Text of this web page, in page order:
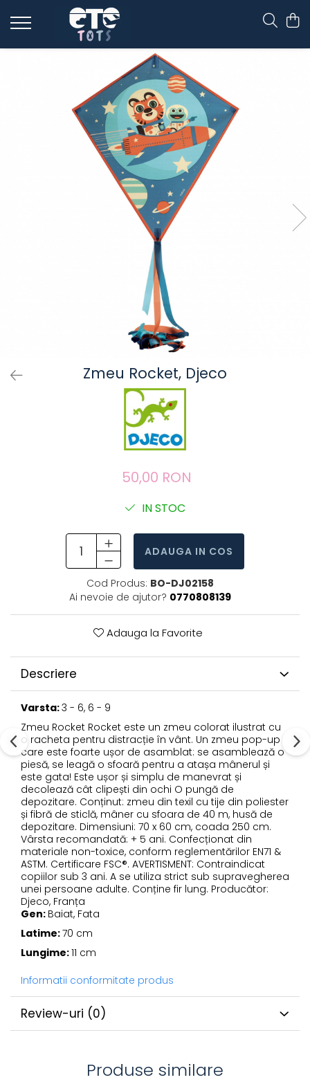
CĂRUCIOARE & SCAUNE AUTO
cărucioare NUNA
cărucioare U-GROW
scaune auto pentru avion
accesorii cărucioare
Zmeu Rocket, Djeco
50,00 RON
IN STOC
ADAUGA IN COS
Cod Produs: BO-DJ02158
Ai nevoie de ajutor? 0770808139
Adauga la Favorite
Descriere
Varsta:3 - 6, 6 - 9
Zmeu Rocket Rocket este un zmeu colorat ilustrat cu
o racheta pentru distracție în vânt. Un zmeu pop-up
care este foarte ușor de asamblat: se asamblează o
piesă, se leagă o sfoară pentru a atașa mânerul și
este gata! Este ușor și simplu de manevrat și
decolează cât clipești din ochi O pungă de
depozitare. Conținut: zmeu din texil cu tije din poliester
și fibră de sticlă, mâner cu sfoara de 40 m, husă de
depozitare. Dimensiuni: 70 x 60 cm, coada 250 cm.
Vârsta recomandată: + 5 ani. Confecționat din
materiale non-toxice, conform reglementărilor EN71 &
ASTM. Certificare FSC®. AVERTISMENT: Contraindicat
copiilor sub 3 ani. A se utiliza strict sub supravegherea
unei persoane adulte. Conține fir lung. Producător:
Djeco, Franța
Gen: Baiat, Fata
Latime:70 cm
Lungime:11 cm
Informatii conformitate produs
Review-uri (0)
Produse similare